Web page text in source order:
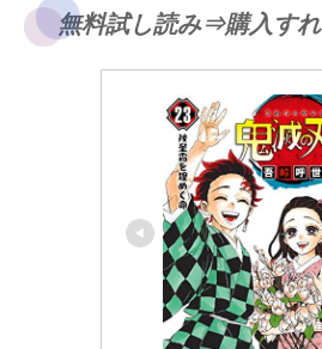
無料試し読み⇒購入す